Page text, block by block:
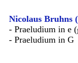
Nicolaus Bruhns
- Praeludium in e
- Praeludium in G